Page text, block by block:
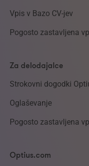
Vpis v Bazo CV-jev
Pogosto zastavljena
Za delodajalce
Strokovni dogodki
Oglaševanje
Pogosto zastavljena
Optius.com